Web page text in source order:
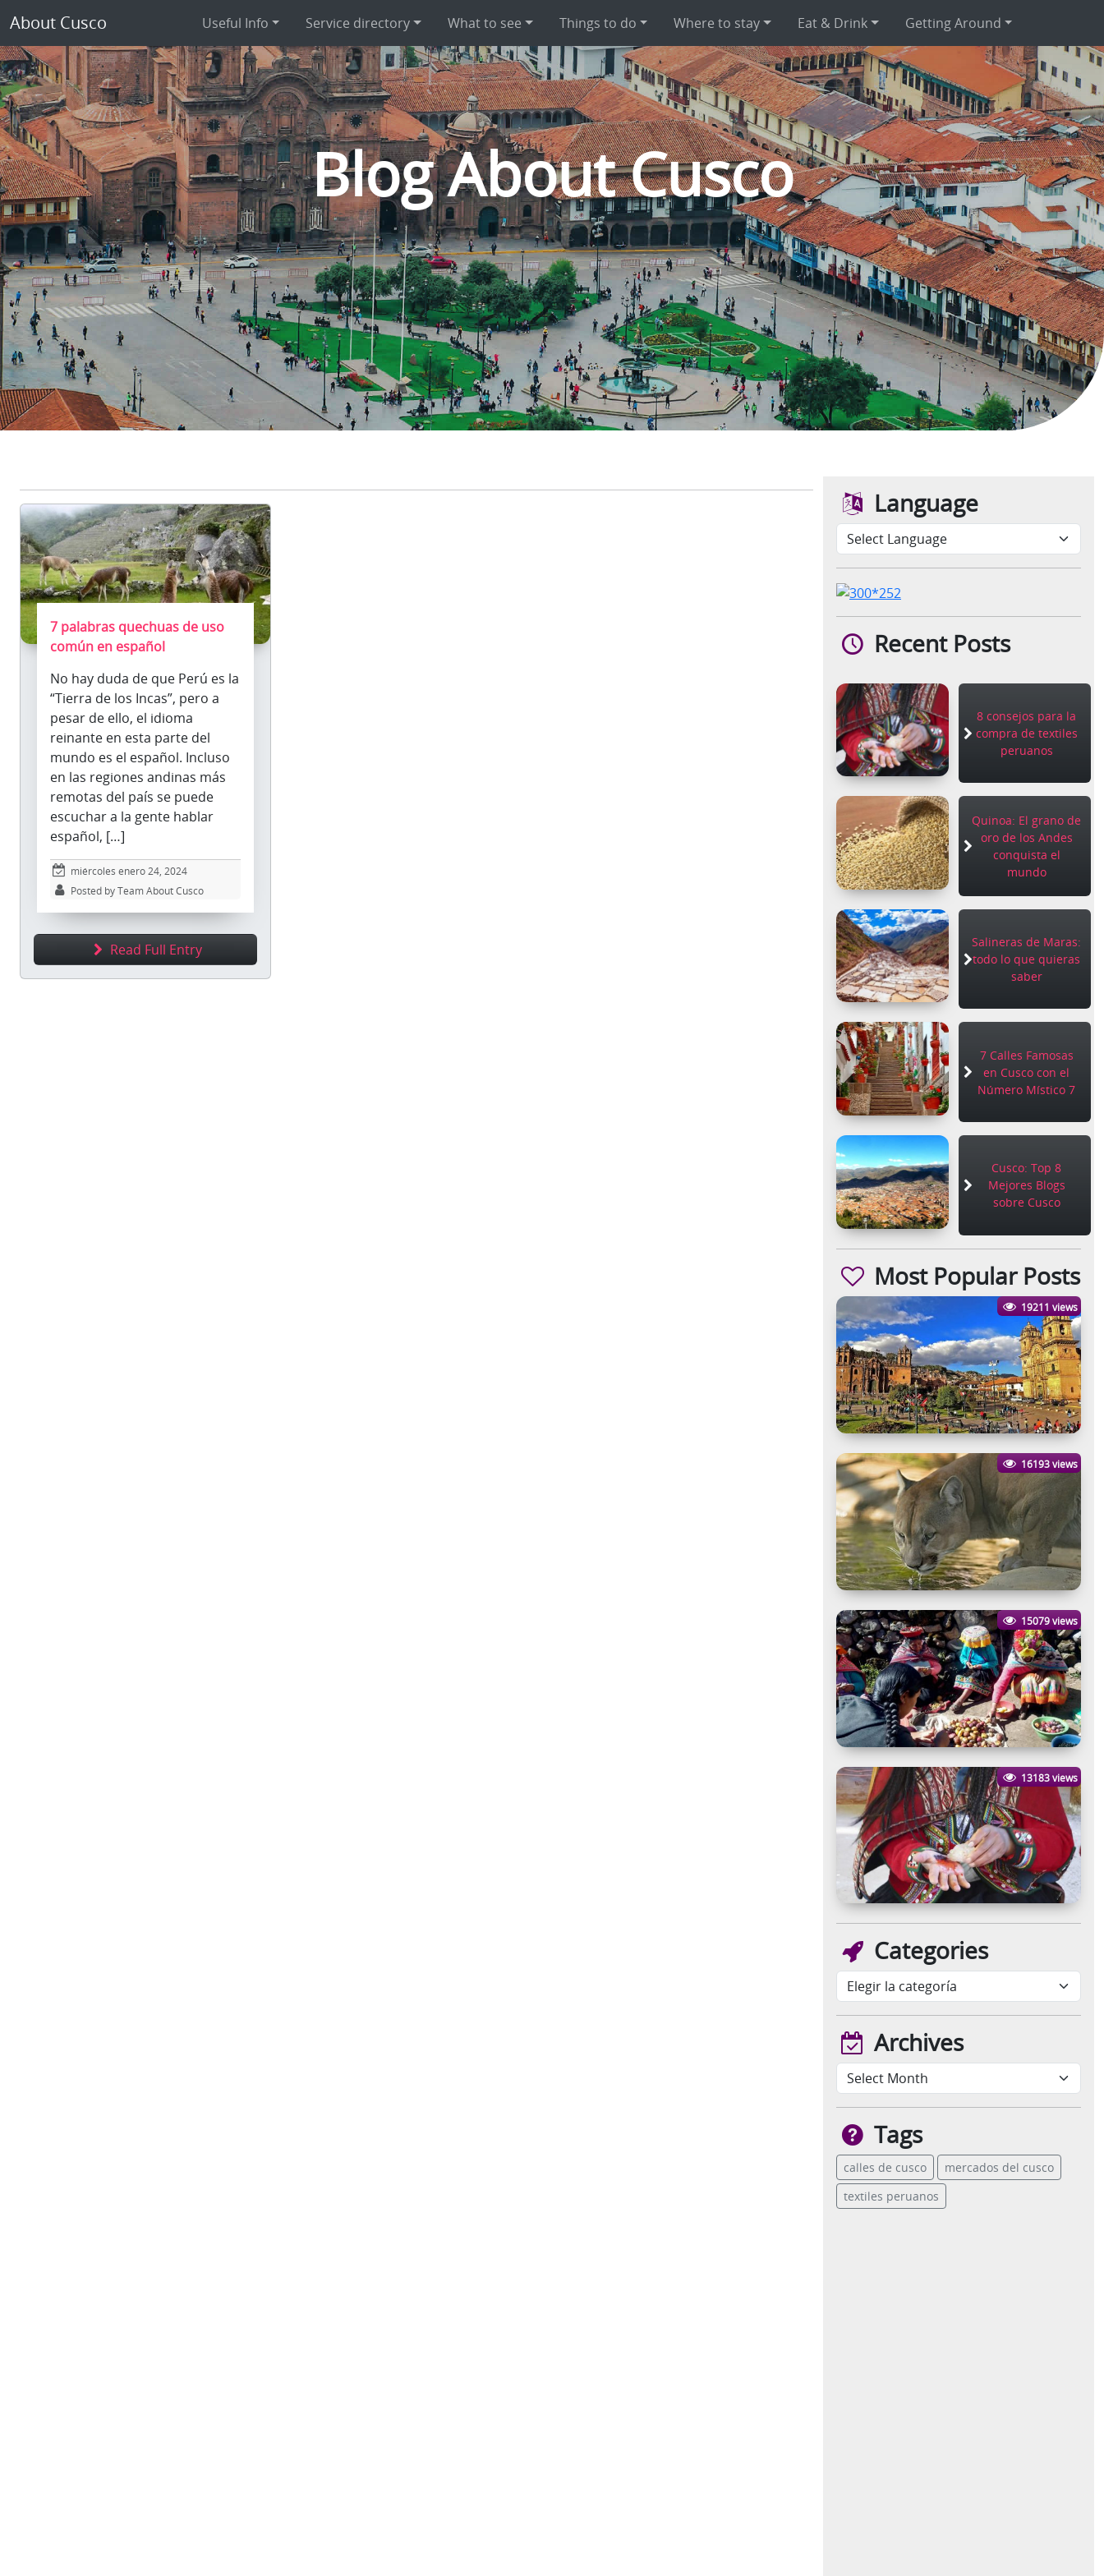
About Cusco Useful Info Service directory What to see Things to do Where to stay Eat & Drink Getting Around
Blog About Cusco
7 palabras quechuas de uso
común en español
No hay duda de que Perú es la
“Tierra de los Incas”, pero a
pesar de ello, el idioma
reinante en esta parte del
mundo es el español. Incluso
en las regiones andinas más
remotas del país se puede
escuchar a la gente hablar
español, […]
miércoles enero 24, 2024
Posted by Team About Cusco
Read Full Entry
Language
Recent Posts
8 consejos para la
compra de textiles
peruanos
Quinoa: El grano de
oro de los Andes
conquista el
mundo
Salineras de Maras:
todo lo que quieras
saber
7 Calles Famosas
en Cusco con el
Número Místico 7
Cusco: Top 8
Mejores Blogs
sobre Cusco
Most Popular Posts
19211 views
16193 views
15079 views
13183 views
Categories
Archives
Tags
calles de cusco
mercados del cusco
textiles peruanos